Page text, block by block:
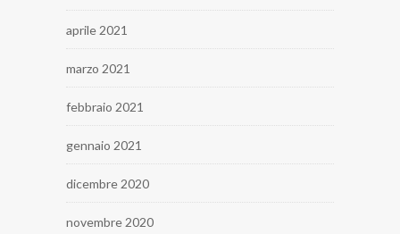
aprile 2021
marzo 2021
febbraio 2021
gennaio 2021
dicembre 2020
novembre 2020